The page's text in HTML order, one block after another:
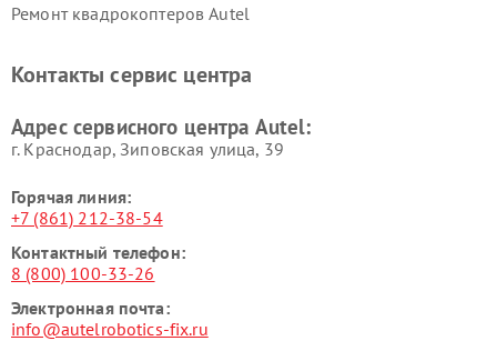
Ремонт квадрокоптеров Autel
Контакты сервис центра
Адрес сервисного центра Autel:
г. Краснодар, Зиповская улица, 39
Горячая линия:
+7 (861) 212-38-54
Контактный телефон:
8 (800) 100-33-26
Электронная почта:
info@autelrobotics-fix.ru